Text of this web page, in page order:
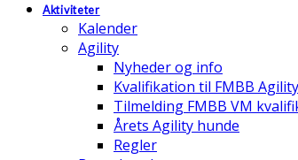
Aktiviteter
Kalender
Agility
Nyheder og info
Kvalifikation til FMBB
Tilmelding FMBB VM
Årets Agility hunde
Regler